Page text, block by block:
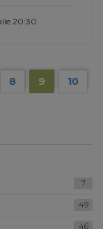
20:30
8 9 10
7
49
46